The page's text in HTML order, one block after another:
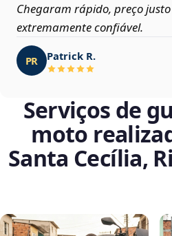
Chegaram rápido, preço justo
extremamente confiável.
PR Patrick R.
Serviços de
moto
Santa Cecília,